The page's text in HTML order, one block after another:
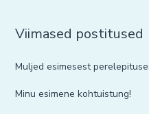
Viimased postitused
Muljed esimesest
Minu esimene kohtuistung!